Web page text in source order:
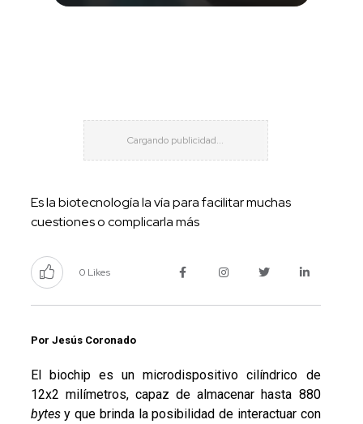
Es la biotecnología la vía para facilitar muchas
cuestiones o complicarla más
0 Likes
Por Jesús Coronado
El biochip es un microdispositivo cilíndrico de
12x2 milímetros, capaz de almacenar hasta 880
bytesy que brinda la posibilidad de interactuar con